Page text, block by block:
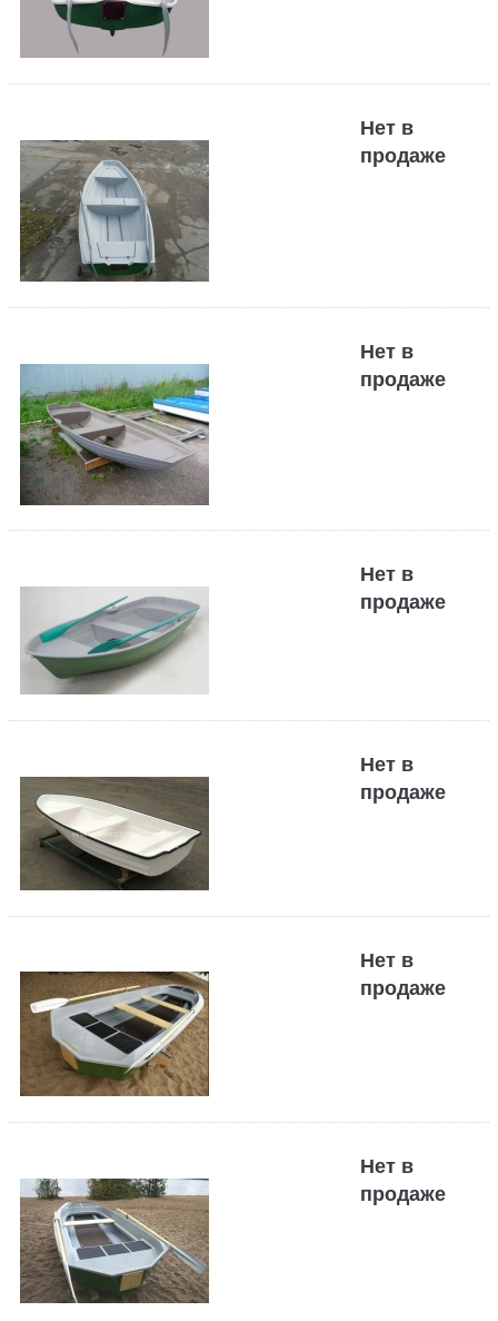
Нет в
продаже
Нет в
продаже
Нет в
продаже
Нет в
продаже
Нет в
продаже
Нет в
продаже